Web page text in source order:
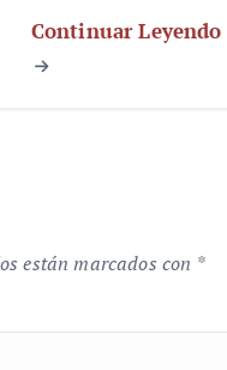
Continuar Leyendo
están marcados con *